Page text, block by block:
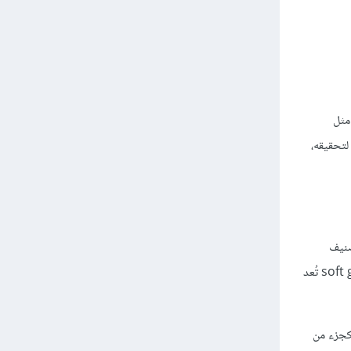
الأهداف إلى أهداف صارمة rigid goals من الضروري تحقيقها إذ أنها تدخل عادةً ضمن المتطلبات الدنيا لحالة استخدام النظام المعني، وأخرى مرنة soft goals تُعد
من